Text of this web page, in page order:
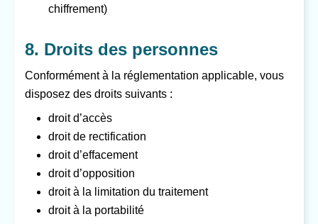
chiffrement)
8. Droits des personnes
Conformément à la réglementation applicable, vous
disposez des droits suivants :
droit d’accès
droit de rectification
droit d’effacement
droit d’opposition
droit à la limitation du traitement
droit à la portabilité